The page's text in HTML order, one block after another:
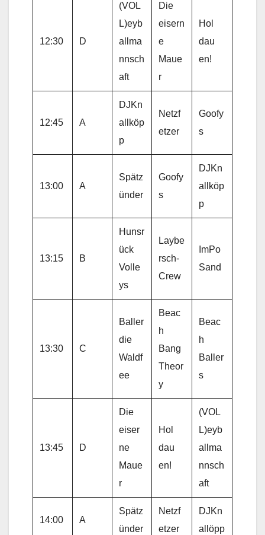
12:30 D
(VOL
L)eyb
allma
nnsch
aft
Die
eisern
e
Maue
r
Hol
dau
en!
12:45 A
DJKn
allköp
p
Netzf
etzer
Goofy
s
13:00 A
Spätz
ünder
Goofy
s
DJKn
allköp
p
13:15 B
Hunsr
ück
Volle
ys
Laybe
rsch-
Crew
ImPo
Sand
13:30 C
Baller
die
Waldf
ee
Beac
h
Bang
Theor
y
Beac
h
Baller
s
13:45 D
Die
eiser
ne
Maue
r
Hol
dau
en!
(VOL
L)eyb
allma
nnsch
aft
14:00 A
Spätz
ünder
Netzf
etzer
DJKn
allöpp